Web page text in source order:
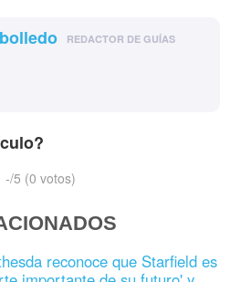
REDACTOR DE GUÍAS
-/5 (0 votos)
reconoce que Starfield es